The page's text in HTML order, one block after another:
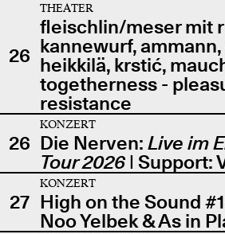
26
THEATER
fleischlin/meser mit
kannewurf,
heikkilä, krstić,
togetherness -
resistance
26
KONZERT
Die Nerven: Live im
Tour 2026| Support:
27
KONZERT
High on the Sound
Noo Yelbek & As in